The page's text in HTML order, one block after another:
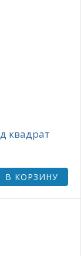
квадрат
В КОРЗИНУ